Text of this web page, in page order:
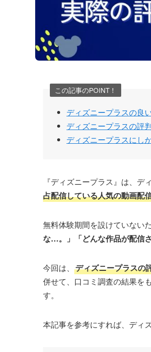
この記事のPOINT！
ディズニープラスの良
ディズニープラスの評
ディズニープラスにし
『ディズニープラス』は、
占配信している人気の動画配
無料体験期間を設けていないた
な…。」「どんな作品が配信
今回は、 ディズニープラスの
併せて、口コミ調査の結果をも
す。
本記事を参考にすれば、ディ